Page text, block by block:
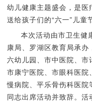
幼儿健康主题盛会，是
送给孩子们的“六一”儿童
本次活动由市卫生健
康局、罗湖区教育局承
六幼儿园、市中医院、市
市康宁医院、市眼科医
慢病院、平乐骨伤科医
同志出席活动并致辞。